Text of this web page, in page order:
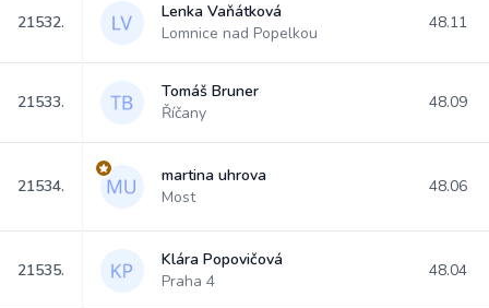
21532.
Lenka Vaňátková
Lomnice nad Popelkou
48.11
21533.
Tomáš Bruner
Říčany
48.09
21534.
martina uhrova
Most
48.06
21535.
Klára Popovičová
Praha 4
48.04